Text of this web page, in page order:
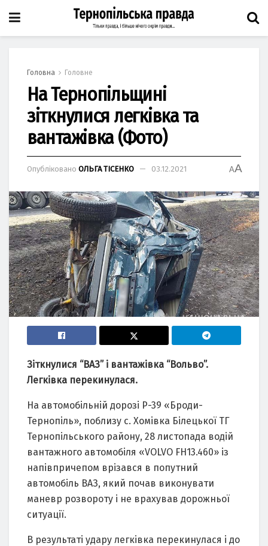
Головна Головне
На Тернопільщині
зіткнулися легківка та
вантажівка (Фото)
Опубліковано ОЛЬГА ТІСЕНКО 03.12.2021 AA
Зіткнулися “ВАЗ” і вантажівка “Вольво”.
Легківка перекинулася.
На автомобільній дорозі Р-39 «Броди-
Тернопіль», поблизу с. Хомівка Білецької ТГ
Тернопільського району, 28 листопада водій
вантажного автомобіля «VOLVO FH13.460» із
напівпричепом врізався в попутний
автомобіль ВАЗ, який почав виконувати
маневр розвороту і не врахував дорожньої
ситуації.
В результаті удару легківка перекинулася і до